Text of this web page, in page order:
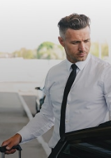
Pour vos départs
service de
aéroports. Je
contrainte et
pour affaires ou
afin que vous